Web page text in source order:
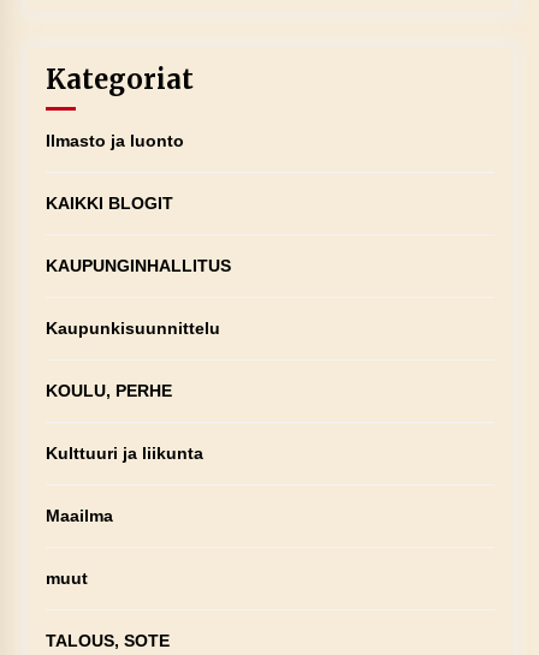
Kategoriat
Ilmasto ja luonto
KAIKKI BLOGIT
KAUPUNGINHALLITUS
Kaupunkisuunnittelu
KOULU, PERHE
Kulttuuri ja liikunta
Maailma
muut
TALOUS, SOTE